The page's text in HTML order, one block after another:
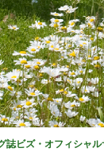
誌ビズ・オフィシャル